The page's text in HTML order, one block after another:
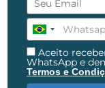
Aceito
WhatsApp e
Termos e